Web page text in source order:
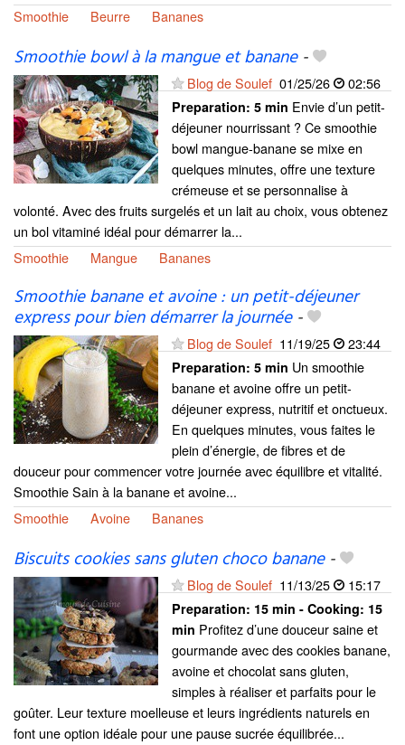
Smoothie
Beurre Bananes
Smoothie bowl à la mangue et banane-
Blog de Soulef 01/25/26 02:56
Preparation: 5 min Envie d’un petit-
déjeuner nourrissant ? Ce smoothie
bowl mangue-banane se mixe en
quelques minutes, offre une texture
crémeuse et se personnalise à
volonté. Avec des fruits surgelés et un lait au choix, vous obtenez
un bol vitaminé idéal pour démarrer la...
Smoothie
Mangue Bananes
Smoothie banane et avoine : un petit-déjeuner
express pour bien démarrer la journée-
Blog de Soulef 11/19/25 23:44
Preparation: 5 min Un smoothie
banane et avoine offre un petit-
déjeuner express, nutritif et onctueux.
En quelques minutes, vous faites le
plein d’énergie, de fibres et de
douceur pour commencer votre journée avec équilibre et vitalité.
Smoothie Sain à la banane et avoine...
Smoothie
Avoine Bananes
Biscuits cookies sans gluten choco banane-
Blog de Soulef 11/13/25 15:17
Preparation: 15 min - Cooking: 15
min Profitez d’une douceur saine et
gourmande avec des cookies banane,
avoine et chocolat sans gluten,
simples à réaliser et parfaits pour le
goûter. Leur texture moelleuse et leurs ingrédients naturels en
font une option idéale pour une pause sucrée équilibrée...